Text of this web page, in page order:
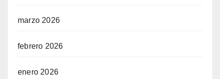
marzo 2026
febrero 2026
enero 2026